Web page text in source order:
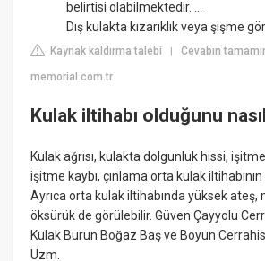
belirtisi olabilmektedir. ...
Dış kulakta kızarıklık veya şişme
Kaynak kaldırma talebi |Cevabın
memorial.com.tr
Kulak iltihabı olduğunu
Kulak ağrısı, kulakta dolgunluk hissi,
işitme kaybı, çınlama orta kulak
Ayrıca orta kulak iltihabında yüksek ateş,
öksürük de görülebilir. Güven Çayyolu
Kulak Burun Boğaz Baş ve Boyun
Uzm.